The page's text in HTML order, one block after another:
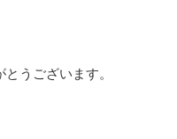
うございます。